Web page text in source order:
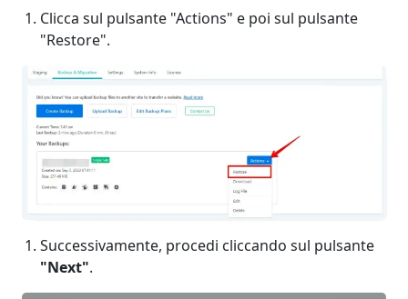
Clicca sul pulsante "Actions" e poi sul pulsante
"Restore".
Successivamente, procedi cliccando sul pulsante
"Next".